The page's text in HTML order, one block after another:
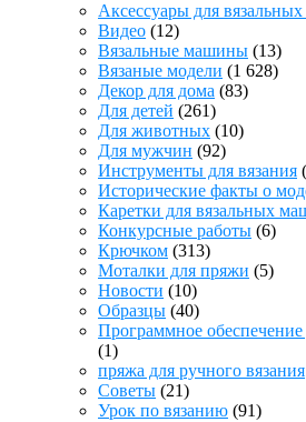
Аксессуары для
Видео (12)
Вязальные машины (13)
Вязаные модели (1 628)
Декор для дома (83)
Для детей (261)
Для животных (10)
Для мужчин (92)
Инструменты для вязания
Исторические факты о
Каретки для вязальных
Конкурсные работы (6)
Крючком (313)
Моталки для пряжи (5)
Новости (10)
Образцы (40)
Программное
(1)
пряжа для ручного вязания
Советы (21)
Урок по вязанию (91)